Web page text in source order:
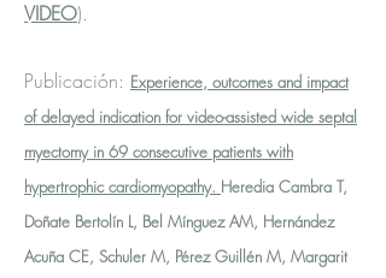
VIDEO).
Publicación: Experience, outcomes and impact
of delayed indication for video-assisted wide septal
myectomy in 69 consecutive patients with
hypertrophic cardiomyopathy. Heredia Cambra T,
Doñate Bertolín L, Bel Mínguez AM, Hernández
Acuña CE, Schuler M, Pérez Guillén M, Margarit